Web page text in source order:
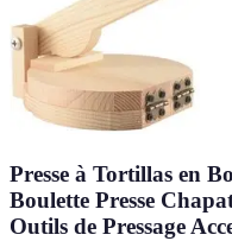
Presse à Tortillas en
Boulette Presse
Outils de Pressage